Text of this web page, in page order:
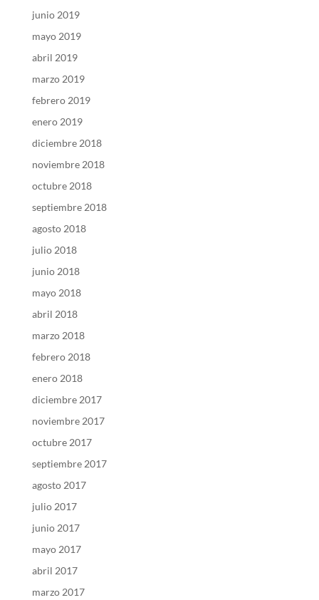
junio 2019
mayo 2019
abril 2019
marzo 2019
febrero 2019
enero 2019
diciembre 2018
noviembre 2018
octubre 2018
septiembre 2018
agosto 2018
julio 2018
junio 2018
mayo 2018
abril 2018
marzo 2018
febrero 2018
enero 2018
diciembre 2017
noviembre 2017
octubre 2017
septiembre 2017
agosto 2017
julio 2017
junio 2017
mayo 2017
abril 2017
marzo 2017